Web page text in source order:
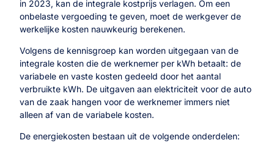
in 2023, kan de integrale kostprijs verlagen. Om een
onbelaste vergoeding te geven, moet de werkgever de
werkelijke kosten nauwkeurig berekenen.
Volgens de kennisgroep kan worden uitgegaan van de
integrale kosten die de werknemer per kWh betaalt: de
variabele en vaste kosten gedeeld door het aantal
verbruikte kWh. De uitgaven aan elektriciteit voor de auto
van de zaak hangen voor de werknemer immers niet
alleen af van de variabele kosten.
De energiekosten bestaan uit de volgende onderdelen: